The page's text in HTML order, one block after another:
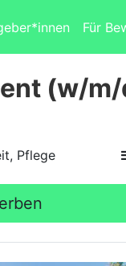
Für
(w/m/
Pflege